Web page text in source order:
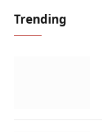
Trending